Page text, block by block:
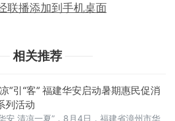
联播添加到手机桌面
相关推荐
”引“客” 福建华安启动暑期惠民促消
列活动
安 清凉一夏”，8月4日，福建省漳州市华